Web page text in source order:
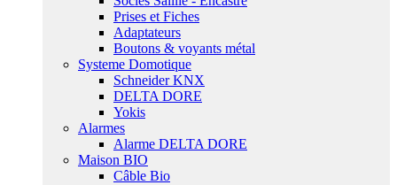
Prises et Fiches
Adaptateurs
Boutons & voyants métal
Systeme Domotique
Schneider KNX
DELTA DORE
Yokis
Alarmes
Alarme DELTA DORE
Maison BIO
Câble Bio